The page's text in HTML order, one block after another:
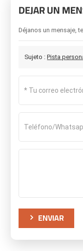
DEJAR UN
Déjanos un mensaje,
Sujeto :Pista
ENVIAR